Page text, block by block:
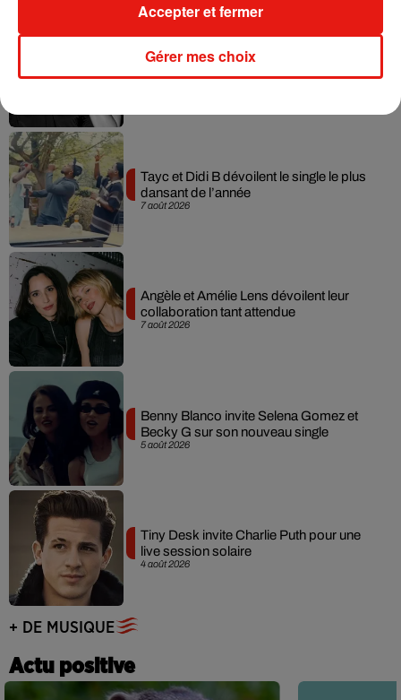
Madonna sort enfin le remix de « Love
Sensation » avec Kylie Minogue
7 août 2026
Tayc et Didi B dévoilent le single le plus
dansant de l’année
7 août 2026
Angèle et Amélie Lens dévoilent leur
collaboration tant attendue
5 août 2026
Benny Blanco invite Selena Gomez et
Becky G sur son nouveau single
4 août 2026
Tiny Desk invite Charlie Puth pour une
live session solaire
+ DE MUSIQUE
Actu positive
Gérer mes choix
Accepter et fermer